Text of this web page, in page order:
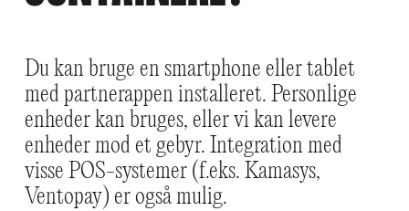
Du kan bruge en smartphone eller tablet
med partnerappen installeret. Personlige
enheder kan bruges, eller vi kan levere
enheder mod et gebyr. Integration med
visse POS-systemer (f.eks. Kamasys,
Ventopay) er også mulig.